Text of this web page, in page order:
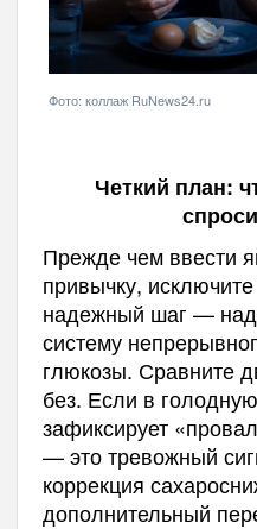
Фото: коллаж RuNews24.ru
Четкий план:
Прежде чем ввести
привычку,
надежный шаг —
систему
глюкозы. Сравните
без. Если в
зафиксирует
— это тревожный
коррекция
дополнительный